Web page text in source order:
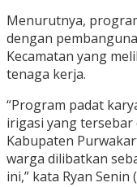
Menurutnya,
dengan
Kecamatan yang
tenaga kerja.
“Program padat
irigasi yang tersebar
Kabupaten
warga dilibatkan
ini,” kata Ryan Senin